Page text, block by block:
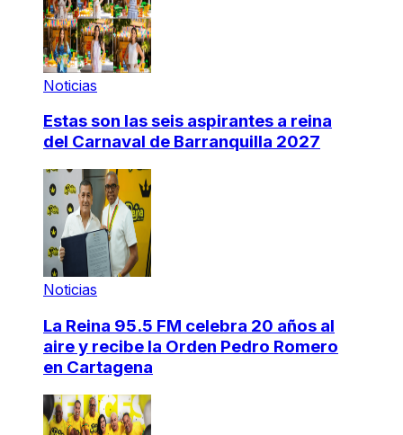
Noticias
Estas son las seis aspirantes a reina
del Carnaval de Barranquilla 2027
Noticias
La Reina 95.5 FM celebra 20 años al
aire y recibe la Orden Pedro Romero
en Cartagena